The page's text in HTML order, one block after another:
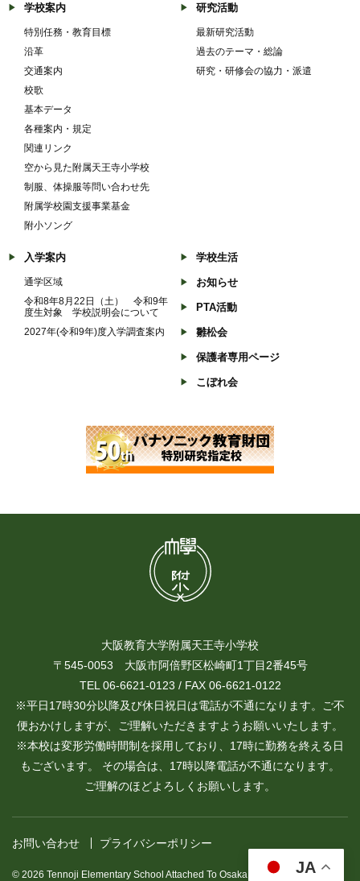
学校案内
特別任務・教育目標
沿革
交通案内
校歌
基本データ
各種案内・規定
関連リンク
空から見た附属天王寺小学校
制服、体操服等問い合わせ先
附属学校園支援事業基金
附小ソング
研究活動
最新研究活動
過去のテーマ・総論
研究・研修会の協力・派遣
入学案内
通学区域
令和8年8月22日（土） 令和9年
度生対象 学校説明会について
2027年(令和9年)度入学調査案内
学校生活
お知らせ
PTA活動
雛松会
保護者専用ページ
こぼれ会
大阪教育大学附属天王寺小学校
〒545-0053 大阪市阿倍野区松崎町1丁目2番45号
TEL 06-6621-0123 / FAX 06-6621-0122
※平日17時30分以降及び休日祝日は電話が不通になります。ご不
便おかけしますが、ご理解いただきますようお願いいたします。
※本校は変形労働時間制を採用しており、17時に勤務を終える日
もございます。 その場合は、17時以降電話が不通になります。
ご理解のほどよろしくお願いします。
お問い合わせ プライバシーポリシー
© 2026 Tennoji Elementary School Attached To Osaka Kyoiku University.
JA